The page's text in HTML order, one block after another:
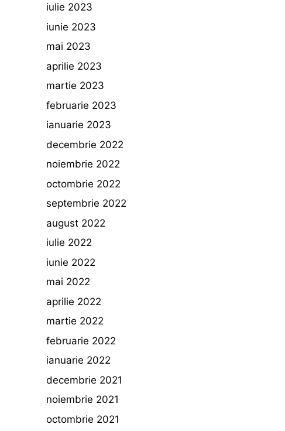
iulie 2023
iunie 2023
mai 2023
aprilie 2023
martie 2023
februarie 2023
ianuarie 2023
decembrie 2022
noiembrie 2022
octombrie 2022
septembrie 2022
august 2022
iulie 2022
iunie 2022
mai 2022
aprilie 2022
martie 2022
februarie 2022
ianuarie 2022
decembrie 2021
noiembrie 2021
octombrie 2021